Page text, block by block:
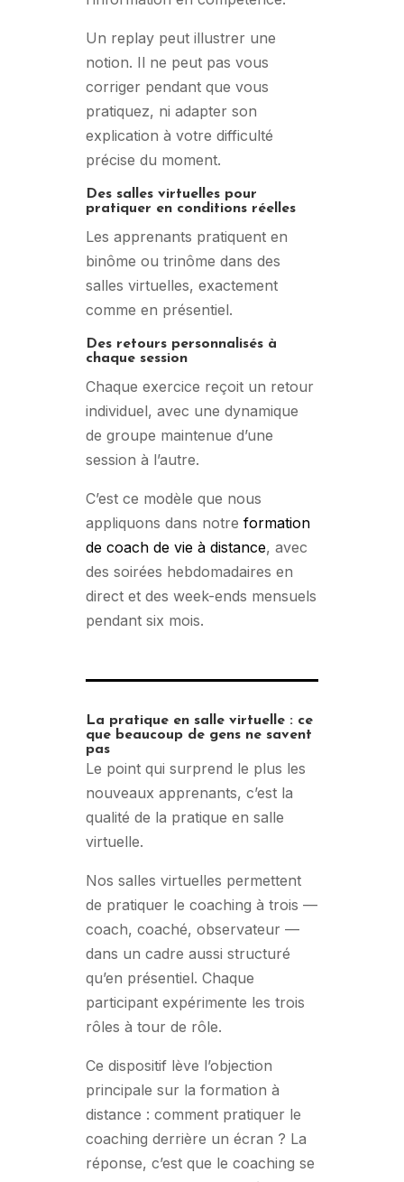
Un replay peut illustrer une
notion. Il ne peut pas vous
corriger pendant que vous
pratiquez, ni adapter son
explication à votre difficulté
précise du moment.
Des salles virtuelles pour
pratiquer en conditions réelles
Les apprenants pratiquent en
binôme ou trinôme dans des
salles virtuelles, exactement
comme en présentiel.
Des retours personnalisés à
chaque session
Chaque exercice reçoit un retour
individuel, avec une dynamique
de groupe maintenue d’une
session à l’autre.
C’est ce modèle que nous
appliquons dans notre formation
de coach de vie à distance, avec
des soirées hebdomadaires en
direct et des week-ends mensuels
pendant six mois.
La pratique en salle virtuelle : ce
que beaucoup de gens ne savent
pas
Le point qui surprend le plus les
nouveaux apprenants, c’est la
qualité de la pratique en salle
virtuelle.
Nos salles virtuelles permettent
de pratiquer le coaching à trois —
coach, coaché, observateur —
dans un cadre aussi structuré
qu’en présentiel. Chaque
participant expérimente les trois
rôles à tour de rôle.
Ce dispositif lève l’objection
principale sur la formation à
distance : comment pratiquer le
coaching derrière un écran ? La
réponse, c’est que le coaching se